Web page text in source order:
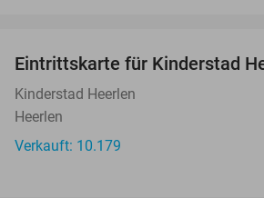
Eintrittskarte für Kinderstad
Kinderstad Heerlen
Heerlen
Verkauft: 10.179